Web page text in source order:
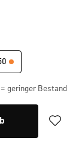
= geringer Bestand